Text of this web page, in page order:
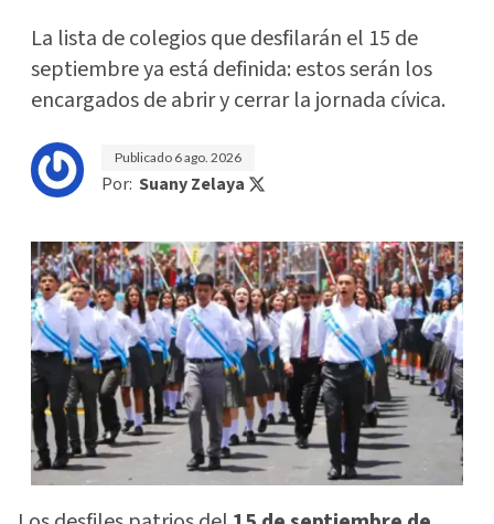
La lista de colegios que desfilarán el 15 de
septiembre ya está definida: estos serán los
encargados de abrir y cerrar la jornada cívica.
Publicado 6 ago. 2026
Por: Suany Zelaya